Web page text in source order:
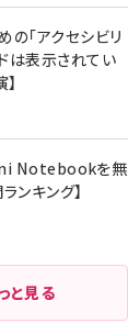
「アクセシビリ
は表示されてい
Notebookを無
ンキング】
と見る